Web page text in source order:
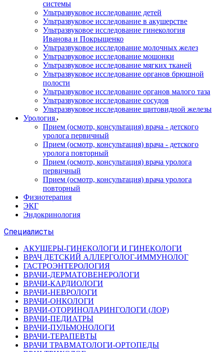
системы
Ультразвуковое исследование детей
Ультразвуковое исследование в акушерстве
Ультразвуковое исследование гинекология
Иванова и Покрыщенко
Ультразвуковое исследование молочных желез
Ультразвуковое исследование мошонки
Ультразвуковое исследование мягких тканей
Ультразвуковое исследование органов брюшной
полости
Ультразвуковое исследование органов малого таза
Ультразвуковое исследование сосудов
Ультразвуковое исследование щитовидной железы
Урология
Прием (осмотр, консультация) врача - детского
уролога первичный
Прием (осмотр, консультация) врача - детского
уролога повторный
Прием (осмотр, консультация) врача уролога
первичный
Прием (осмотр, консультация) врача уролога
повторный
Физиотерапия
ЭКГ
Эндокринология
Специалисты
АКУШЕРЫ-ГИНЕКОЛОГИ И ГИНЕКОЛОГИ
ВРАЧ ДЕТСКИЙ АЛЛЕРГОЛОГ-ИММУНОЛОГ
ГАСТРОЭНТЕРОЛОГИЯ
ВРАЧИ-ДЕРМАТОВЕНЕРОЛОГИ
ВРАЧИ-КАРДИОЛОГИ
ВРАЧИ-НЕВРОЛОГИ
ВРАЧИ-ОНКОЛОГИ
ВРАЧИ-ОТОРИНОЛАРИНГОЛОГИ (ЛОР)
ВРАЧИ-ПЕДИАТРЫ
ВРАЧИ-ПУЛЬМОНОЛОГИ
ВРАЧИ-ТЕРАПЕВТЫ
ВРАЧИ ТРАВМАТОЛОГИ-ОРТОПЕДЫ